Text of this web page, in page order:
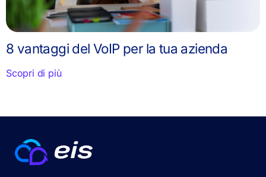
8 vantaggi del VoIP per la tua azienda
Scopri di più